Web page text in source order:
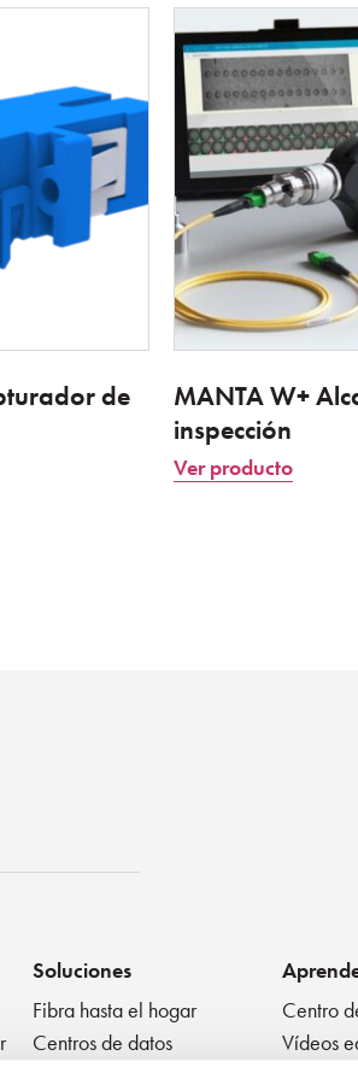
de
MANTA W+
inspección
Ver producto
Soluciones
Fibra hasta el hogar
Centros de datos
Centro
Vídeos